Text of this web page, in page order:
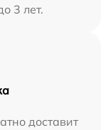
3 лет.
доставит